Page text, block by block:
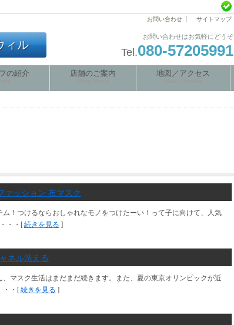
ィル
お問い合わせはお気軽にどうぞ
Tel.080-57205991
お問い合わせ サイトマップ
の紹介 店舗のご案内 地図／アクセス
ァッション 布マスク
！つけるならおしゃれなモノをつけたーい！って子に向けて、人気
・・[続きを見る ]
ネル洗える
マスク生活はまだまだ続きます。また、夏の東京オリンピックが近
・・[続きを見る ]